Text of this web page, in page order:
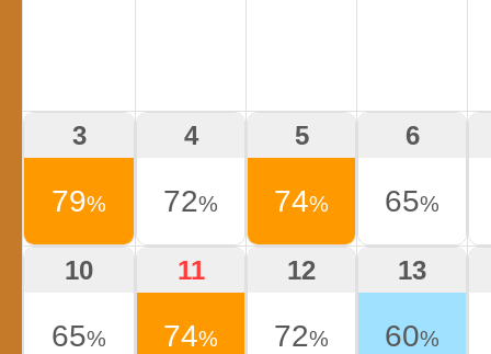
3
79%
4
72%
5
74%
6
65%
10
65%
11
74%
12
72%
13
60%